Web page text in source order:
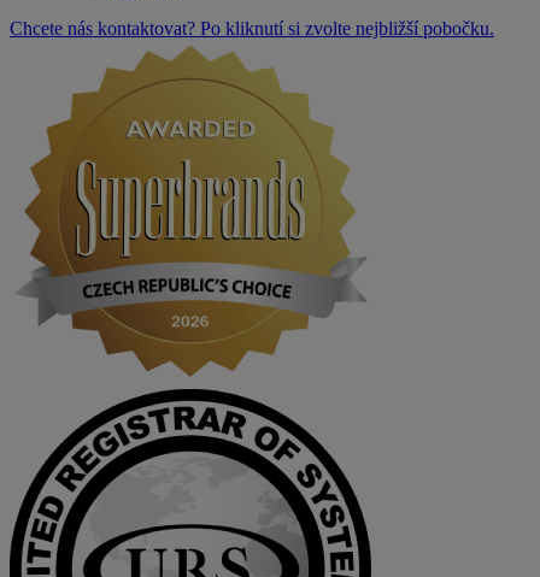
Chcete nás kontaktovat? Po kliknutí si zvolte nejbližší pobočku.